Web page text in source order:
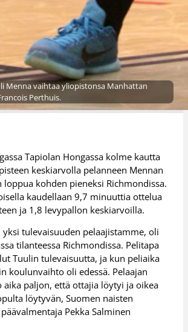
Menna vaihtaa yliopistonsa Manhattan
Perthuis.
Tapiolan Hongassa kolme kautta
keskiarvolla pelanneen Mennan
loppua kohden pieneksi Richmondissa.
kaudellaan 9,7 minuuttia ottelua
ja 1,8 levypallon keskiarvoilla.
yksi tulevaisuuden pelaajistamme, oli
tilanteessa Richmondissa. Pelitapa
Tuulin tulevaisuutta, ja kun peliaika
koulunvaihto oli edessä. Pelaajan
aika paljon, että ottajia löytyi ja oikea
löytyvän, Suomen naisten
Pekka Salminen